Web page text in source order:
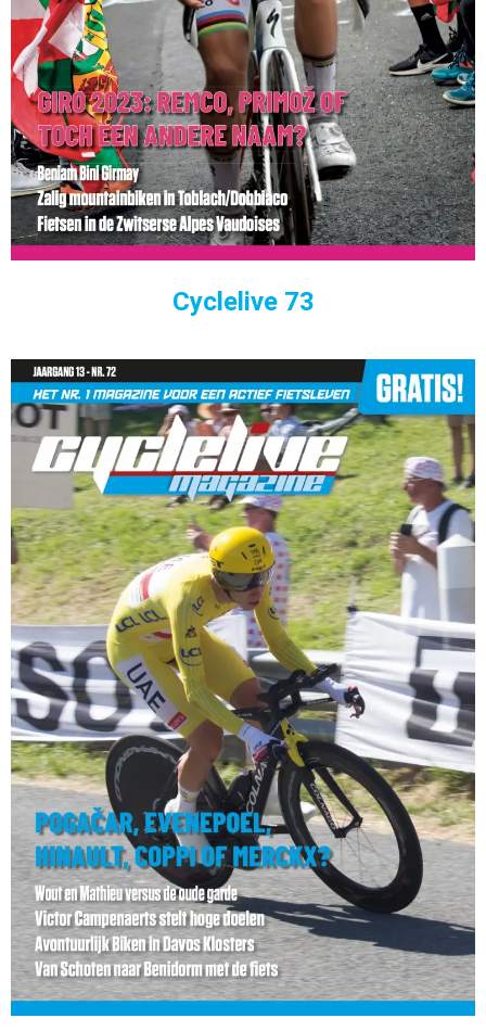
Cyclelive 73